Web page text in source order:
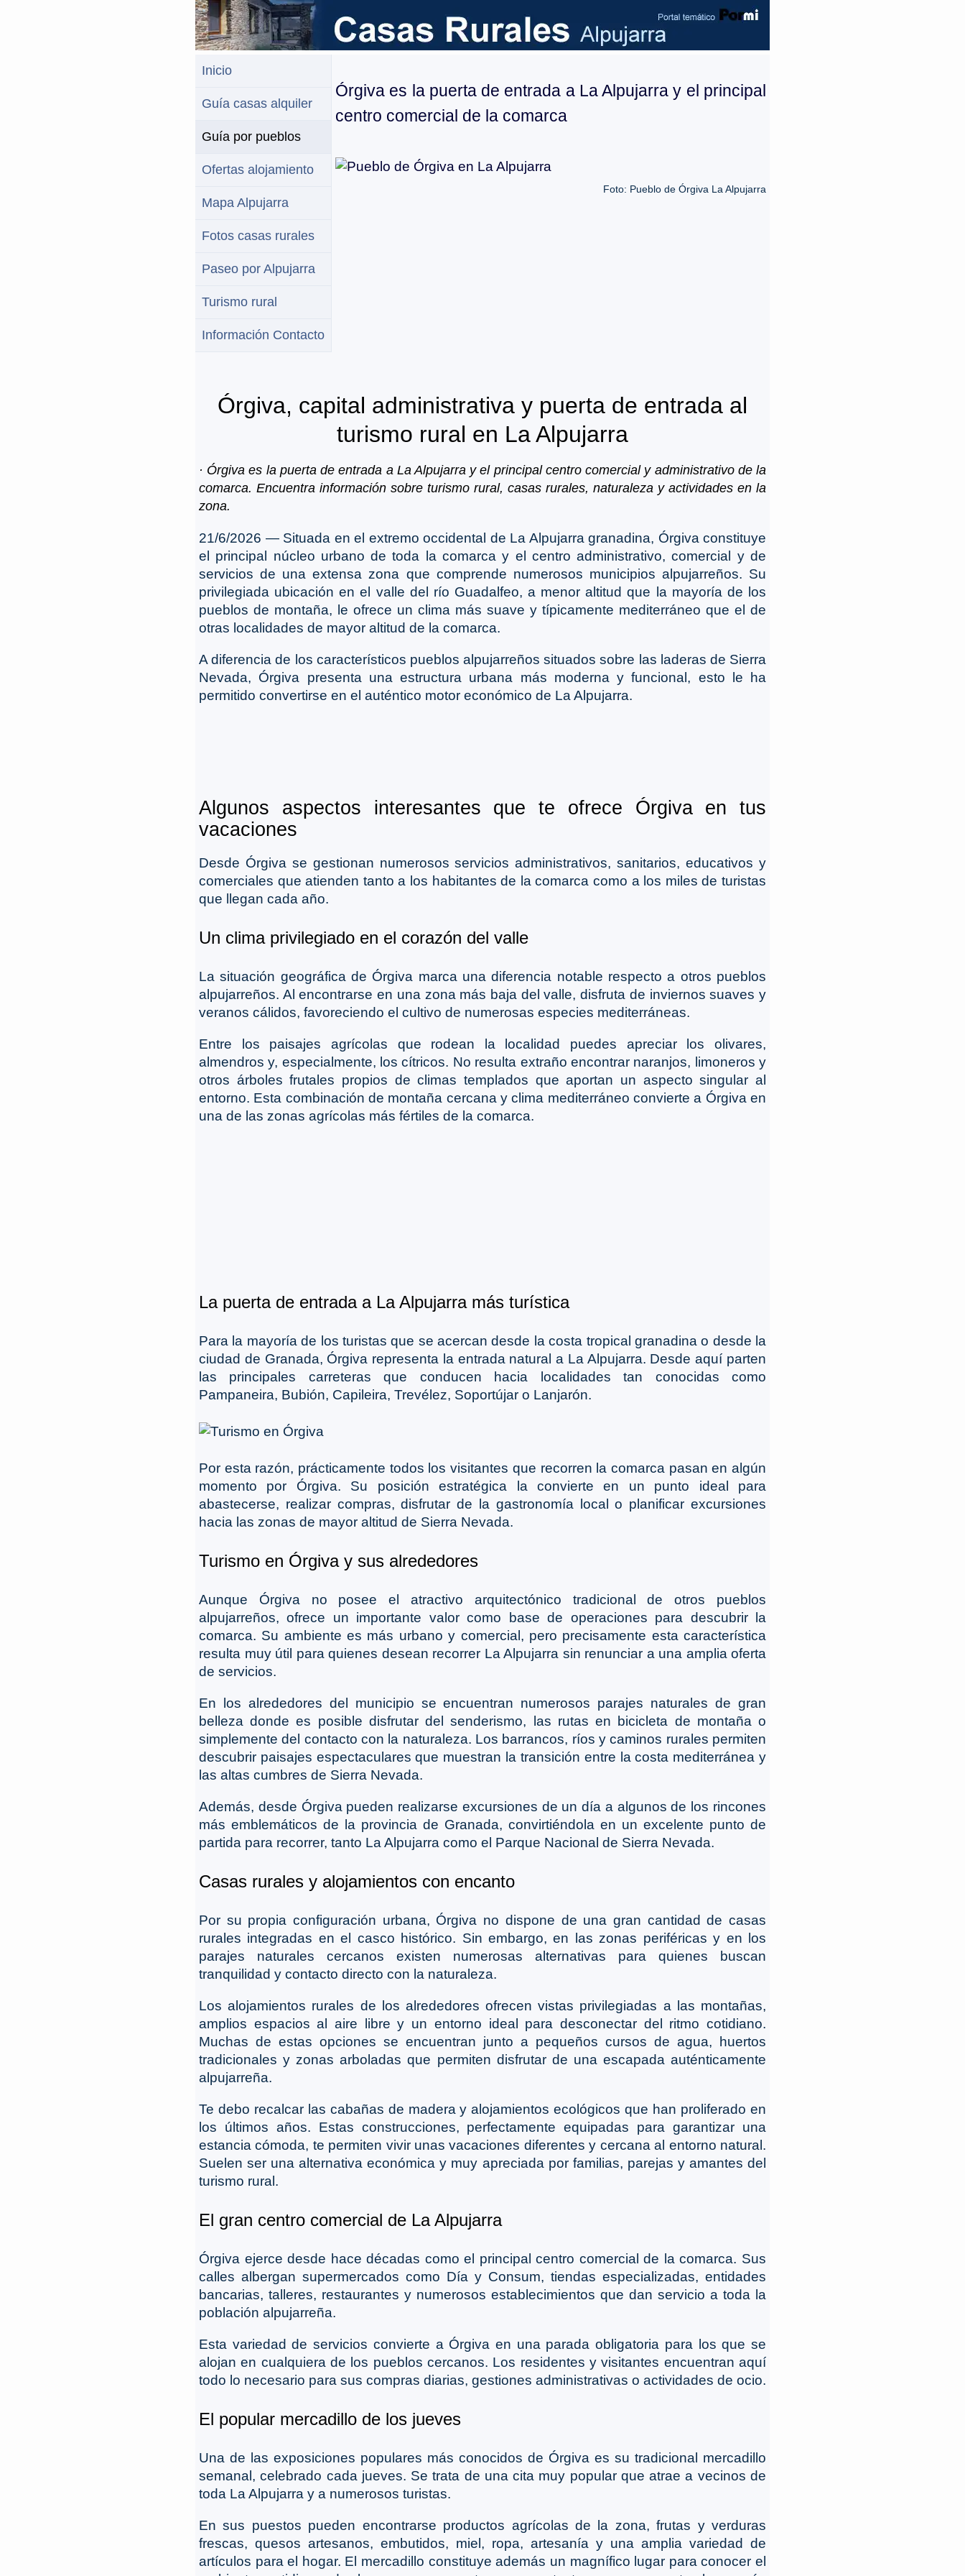
Inicio
Guía casas alquiler
Guía por pueblos
Ofertas alojamiento
Mapa Alpujarra
Fotos casas rurales
Paseo por Alpujarra
Turismo rural
Información Contacto
Órgiva es la puerta de entrada a La Alpujarra y el principal
centro comercial de la comarca
Foto: Pueblo de Órgiva La Alpujarra
Órgiva, capital administrativa y puerta de entrada al
turismo rural en La Alpujarra
· Órgiva es la puerta de entrada a La Alpujarra y el principal centro comercial y administrativo de la
comarca. Encuentra información sobre turismo rural, casas rurales, naturaleza y actividades en la
zona.
21/6/2026 ― Situada en el extremo occidental de La Alpujarra granadina, Órgiva constituye
el principal núcleo urbano de toda la comarca y el centro administrativo, comercial y de
servicios de una extensa zona que comprende numerosos municipios alpujarreños. Su
privilegiada ubicación en el valle del río Guadalfeo, a menor altitud que la mayoría de los
pueblos de montaña, le ofrece un clima más suave y típicamente mediterráneo que el de
otras localidades de mayor altitud de la comarca.
A diferencia de los característicos pueblos alpujarreños situados sobre las laderas de Sierra
Nevada, Órgiva presenta una estructura urbana más moderna y funcional, esto le ha
permitido convertirse en el auténtico motor económico de La Alpujarra.
Algunos aspectos interesantes que te ofrece Órgiva en tus
vacaciones
Desde Órgiva se gestionan numerosos servicios administrativos, sanitarios, educativos y
comerciales que atienden tanto a los habitantes de la comarca como a los miles de turistas
que llegan cada año.
Un clima privilegiado en el corazón del valle
La situación geográfica de Órgiva marca una diferencia notable respecto a otros pueblos
alpujarreños. Al encontrarse en una zona más baja del valle, disfruta de inviernos suaves y
veranos cálidos, favoreciendo el cultivo de numerosas especies mediterráneas.
Entre los paisajes agrícolas que rodean la localidad puedes apreciar los olivares,
almendros y, especialmente, los cítricos. No resulta extraño encontrar naranjos, limoneros y
otros árboles frutales propios de climas templados que aportan un aspecto singular al
entorno. Esta combinación de montaña cercana y clima mediterráneo convierte a Órgiva en
una de las zonas agrícolas más fértiles de la comarca.
La puerta de entrada a La Alpujarra más turística
Para la mayoría de los turistas que se acercan desde la costa tropical granadina o desde la
ciudad de Granada, Órgiva representa la entrada natural a La Alpujarra. Desde aquí parten
las principales carreteras que conducen hacia localidades tan conocidas como
Pampaneira, Bubión, Capileira, Trevélez, Soportújar o Lanjarón.
Por esta razón, prácticamente todos los visitantes que recorren la comarca pasan en algún
momento por Órgiva. Su posición estratégica la convierte en un punto ideal para
abastecerse, realizar compras, disfrutar de la gastronomía local o planificar excursiones
hacia las zonas de mayor altitud de Sierra Nevada.
Turismo en Órgiva y sus alrededores
Aunque Órgiva no posee el atractivo arquitectónico tradicional de otros pueblos
alpujarreños, ofrece un importante valor como base de operaciones para descubrir la
comarca. Su ambiente es más urbano y comercial, pero precisamente esta característica
resulta muy útil para quienes desean recorrer La Alpujarra sin renunciar a una amplia oferta
de servicios.
En los alrededores del municipio se encuentran numerosos parajes naturales de gran
belleza donde es posible disfrutar del senderismo, las rutas en bicicleta de montaña o
simplemente del contacto con la naturaleza. Los barrancos, ríos y caminos rurales permiten
descubrir paisajes espectaculares que muestran la transición entre la costa mediterránea y
las altas cumbres de Sierra Nevada.
Además, desde Órgiva pueden realizarse excursiones de un día a algunos de los rincones
más emblemáticos de la provincia de Granada, convirtiéndola en un excelente punto de
partida para recorrer, tanto La Alpujarra como el Parque Nacional de Sierra Nevada.
Casas rurales y alojamientos con encanto
Por su propia configuración urbana, Órgiva no dispone de una gran cantidad de casas
rurales integradas en el casco histórico. Sin embargo, en las zonas periféricas y en los
parajes naturales cercanos existen numerosas alternativas para quienes buscan
tranquilidad y contacto directo con la naturaleza.
Los alojamientos rurales de los alrededores ofrecen vistas privilegiadas a las montañas,
amplios espacios al aire libre y un entorno ideal para desconectar del ritmo cotidiano.
Muchas de estas opciones se encuentran junto a pequeños cursos de agua, huertos
tradicionales y zonas arboladas que permiten disfrutar de una escapada auténticamente
alpujarreña.
Te debo recalcar las cabañas de madera y alojamientos ecológicos que han proliferado en
los últimos años. Estas construcciones, perfectamente equipadas para garantizar una
estancia cómoda, te permiten vivir unas vacaciones diferentes y cercana al entorno natural.
Suelen ser una alternativa económica y muy apreciada por familias, parejas y amantes del
turismo rural.
El gran centro comercial de La Alpujarra
Órgiva ejerce desde hace décadas como el principal centro comercial de la comarca. Sus
calles albergan supermercados como Día y Consum, tiendas especializadas, entidades
bancarias, talleres, restaurantes y numerosos establecimientos que dan servicio a toda la
población alpujarreña.
Esta variedad de servicios convierte a Órgiva en una parada obligatoria para los que se
alojan en cualquiera de los pueblos cercanos. Los residentes y visitantes encuentran aquí
todo lo necesario para sus compras diarias, gestiones administrativas o actividades de ocio.
El popular mercadillo de los jueves
Una de las exposiciones populares más conocidos de Órgiva es su tradicional mercadillo
semanal, celebrado cada jueves. Se trata de una cita muy popular que atrae a vecinos de
toda La Alpujarra y a numerosos turistas.
En sus puestos pueden encontrarse productos agrícolas de la zona, frutas y verduras
frescas, quesos artesanos, embutidos, miel, ropa, artesanía y una amplia variedad de
artículos para el hogar. El mercadillo constituye además un magnífico lugar para conocer el